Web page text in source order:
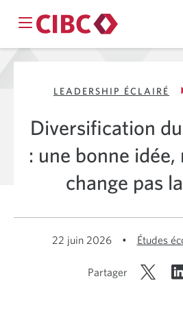
LEADERSHIP ÉCLAIRÉ
Diversification
: une bonne idée,
change pas
22 juin 2026 • Études
Partager